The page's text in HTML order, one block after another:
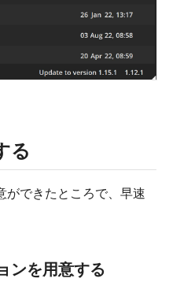
る
できたところで、早速
ンを用意する